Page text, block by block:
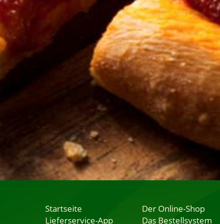
Startseite
Lieferservice-App
Der Online-Shop
Das Bestellsystem